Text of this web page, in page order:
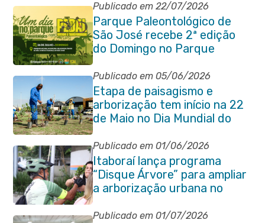
Publicado em 22/07/2026
Parque Paleontológico de
São José recebe 2ª edição
do Domingo no Parque
Paleontológico com Pedal
Vivendo a Transformação
Publicado em 05/06/2026
Etapa de paisagismo e
arborização tem início na 22
de Maio no Dia Mundial do
Meio Ambiente
Publicado em 01/06/2026
Itaboraí lança programa
“Disque Árvore” para ampliar
a arborização urbana no
município
Publicado em 01/07/2026